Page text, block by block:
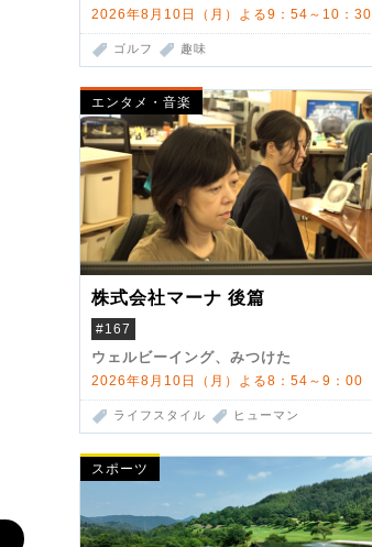
2026年8月10日（月）よる9：54～10：30
ゴルフ 趣味
エンタメ・音楽
株式会社マーナ 後篇
#167
ウェルビーイング、みつけた
2026年8月10日（月）よる8：54～9：00
ライフスタイル ヒューマン
スポーツ